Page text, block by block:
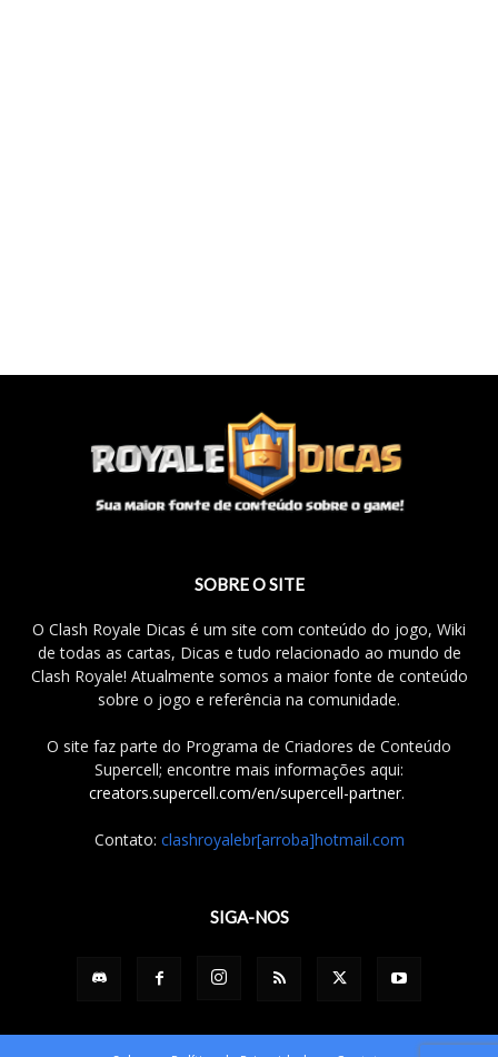
SOBRE O SITE
O Clash Royale Dicas é um site com conteúdo do jogo, Wiki
de todas as cartas, Dicas e tudo relacionado ao mundo de
Clash Royale! Atualmente somos a maior fonte de conteúdo
sobre o jogo e referência na comunidade.
O site faz parte do Programa de Criadores de Conteúdo
Supercell; encontre mais informações aqui:
creators.supercell.com/en/supercell-partner.
Contato: clashroyalebr[arroba]hotmail.com
SIGA-NOS